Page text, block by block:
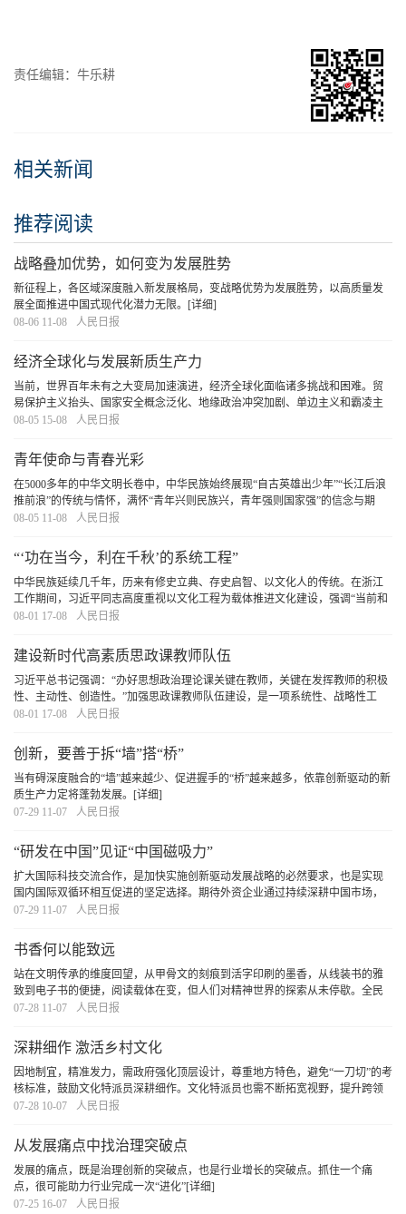
责任编辑：牛乐耕
相关新闻
推荐阅读
战略叠加优势，如何变为发展胜势
新征程上，各区域深度融入新发展格局，变战略优势为发展胜势，以高质量发
展全面推进中国式现代化潜力无限。 [详细]
08-06 11-08
人民日报
经济全球化与发展新质生产力
当前，世界百年未有之大变局加速演进，经济全球化面临诸多挑战和困难。贸
易保护主义抬头、国家安全概念泛化、地缘政治冲突加剧、单边主义和霸凌主
义增多，加剧了全球政治经济格局的不确定性，也直接或间接抑制了经济全球
08-05 15-08 人民日报
青年使命与青春光彩
在5000多年的中华文明长卷中，中华民族始终展现“自古英雄出少年”“长江后浪
推前浪”的传统与情怀，满怀“青年兴则民族兴，青年强则国家强”的信念与期
许。广大青年在中国式现代化建设中以奋斗姿态激扬青春，必定会奏响不负时
08-05 11-08 人民日报
“‘功在当今，利在千秋’的系统工程”
中华民族延续几千年，历来有修史立典、存史启智、以文化人的传统。在浙江
工作期间，习近平同志高度重视以文化工程为载体推进文化建设，强调“当前和
今后一个时期，要重点研究、论证和抓好推进文化大省建设的重大工程建设，
08-01 17-08 人民日报
建设新时代高素质思政课教师队伍
习近平总书记强调：“办好思想政治理论课关键在教师，关键在发挥教师的积极
性、主动性、创造性。”加强思政课教师队伍建设，是一项系统性、战略性工
程，必须坚持在强化政治建设、提升专业能力、推动协同育人、健全评价体系
08-01 17-08 人民日报
创新，要善于拆“墙”搭“桥”
当有碍深度融合的“墙”越来越少、促进握手的“桥”越来越多，依靠创新驱动的新
质生产力定将蓬勃发展。 [详细]
07-29 11-07
人民日报
“研发在中国”见证“中国磁吸力”
扩大国际科技交流合作，是加快实施创新驱动发展战略的必然要求，也是实现
国内国际双循环相互促进的坚定选择。期待外资企业通过持续深耕中国市场，
更加紧密融入中国产业链，分享中国高质量发展红利，实现在中国、惠全球的
07-29 11-07 人民日报
书香何以能致远
站在文明传承的维度回望，从甲骨文的刻痕到活字印刷的墨香，从线装书的雅
致到电子书的便捷，阅读载体在变，但人们对精神世界的探索从未停歇。全民
阅读的深意，正在于让每个个体都能在文字中遇见更好的自己，让整个民族在
07-28 11-07 人民日报
深耕细作 激活乡村文化
因地制宜，精准发力，需政府强化顶层设计，尊重地方特色，避免“一刀切”的考
核标准，鼓励文化特派员深耕细作。文化特派员也需不断拓宽视野，提升跨领
域整合能力、市场对接能力和持续创新能力，以更好地回应时代与乡土的需
07-28 10-07 人民日报
从发展痛点中找治理突破点
发展的痛点，既是治理创新的突破点，也是行业增长的突破点。抓住一个痛
点，很可能助力行业完成一次“进化”[详细]
07-25 16-07
人民日报